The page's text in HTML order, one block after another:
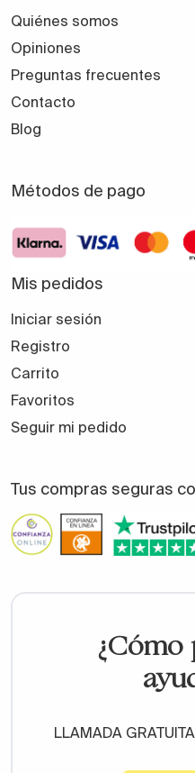
Quiénes somos
Opiniones
Preguntas frecuentes
Contacto
Blog
Métodos de pago
Mis pedidos
Iniciar sesión
Registro
Carrito
Favoritos
Seguir mi pedido
Tus compras seguras
¿Cómo
LLAMADA GRATUITA